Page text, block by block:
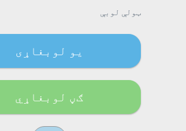
ټولې لوبې
یو لوبغاړی
ګڼ لوبغاړي